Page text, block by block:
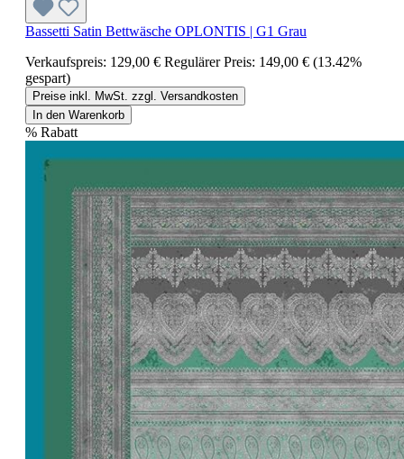
Bassetti Satin Bettwäsche OPLONTIS | G1 Grau
Verkaufspreis: 129,00 € Regulärer Preis: 149,00 € (13.42%
gespart)
Preise inkl. MwSt. zzgl. Versandkosten
In den Warenkorb
% Rabatt